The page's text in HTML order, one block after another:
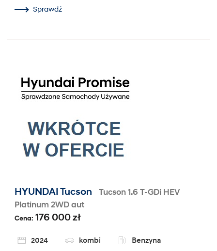
Sprawdź
HYUNDAI Tucson
Tucson 1.6 T-GDi HEV
Platinum 2WD aut
Cena: 176 000 zł
2024 kombi
Benzyna